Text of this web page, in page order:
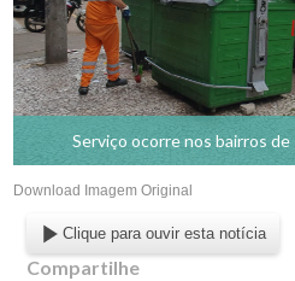
Serviço ocorre nos bairros
Download Imagem Original
Clique para ouvir esta notícia
Compartilhe